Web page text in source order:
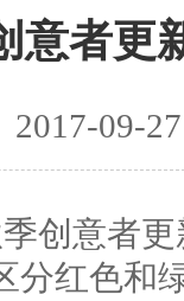
意者更
2017-09-
创意者
分红色和